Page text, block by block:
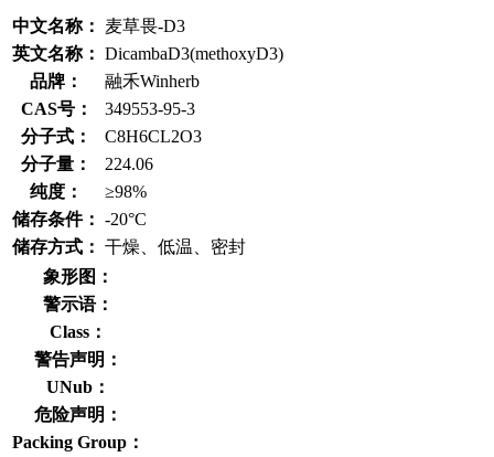
中文名称：
麦草畏-D3
英文名称： DicambaD3(methoxyD3)
品牌：
融禾Winherb
CAS号：
349553-95-3
分子式：
C8H6CL2O3
分子量：
224.06
纯度：
≥98%
储存条件： -20°C
储存方式： 干燥、低温、密封
象形图：
警示语：
Class：
警告声明：
UNub：
危险声明：
Packing Group：